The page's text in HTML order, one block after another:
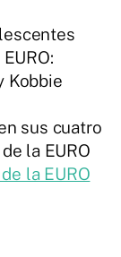
Kobbie
sus cuatro
la EURO
la EURO